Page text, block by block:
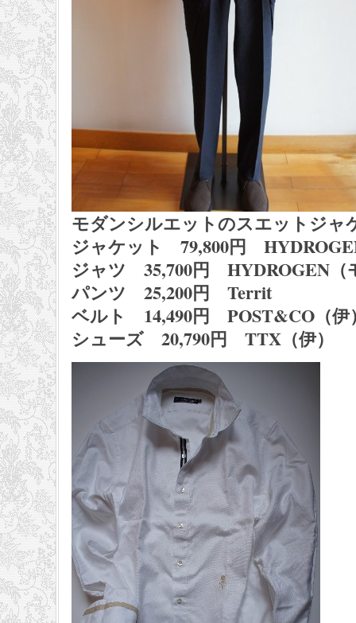
モダンシルエットのスエットジャ
ジャケット 79,800円
ジャツ 35,700円 HYDROGEN（
パンツ 25,200円 Territ
ベルト 14,490円 POST&CO（伊
シューズ 20,790円 TTX（伊）